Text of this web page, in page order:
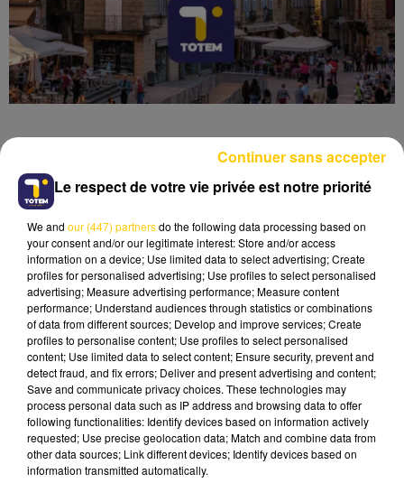
3 décembre 2025 - 8 min 10 sec
L'INFO DE LA DORDOGNE DU 03/12/25
À 12H29
Ecoutez sur Totem l'information à Tulle, Brive,
dans le Nord du Lot et le pays sarladais avec les
reportages de nos journalistes sur le terrain.
Le respect de votre vie privée est notre priorité
We and our (447) partnersdo the following data processing based on
your consent and/or our legitimate interest: Store and/or access
information on a device; Use limited data to select advertising; Create
profiles for personalised advertising; Use profiles to select personalised
advertising; Measure advertising performance; Measure content
performance; Understand audiences through statistics or combinations
of data from different sources; Develop and improve services; Create
profiles to personalise content; Use profiles to select personalised
content; Use limited data to select content; Ensure security, prevent and
detect fraud, and fix errors; Deliver and present advertising and content;
Save and communicate privacy choices. These technologies may
process personal data such as IP address and browsing data to offer
following functionalities: Identify devices based on information actively
requested; Use precise geolocation data; Match and combine data from
other data sources; Link different devices; Identify devices based on
information transmitted automatically.
Continuer sans accepter